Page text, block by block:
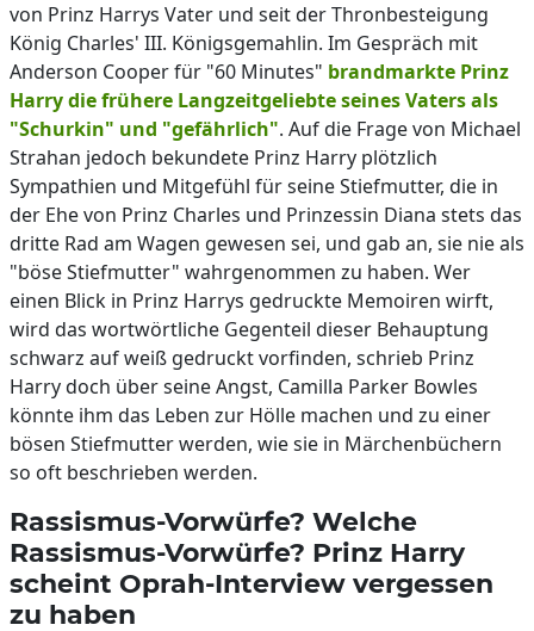
von Prinz Harrys Vater und seit der Thronbesteigung
König Charles' III. Königsgemahlin. Im Gespräch mit
Anderson Cooper für "60 Minutes" brandmarkte Prinz
Harry die frühere Langzeitgeliebte seines Vaters als
"Schurkin" und "gefährlich". Auf die Frage von Michael
Strahan jedoch bekundete Prinz Harry plötzlich
Sympathien und Mitgefühl für seine Stiefmutter, die in
der Ehe von Prinz Charles und Prinzessin Diana stets das
dritte Rad am Wagen gewesen sei, und gab an, sie nie als
"böse Stiefmutter" wahrgenommen zu haben. Wer
einen Blick in Prinz Harrys gedruckte Memoiren wirft,
wird das wortwörtliche Gegenteil dieser Behauptung
schwarz auf weiß gedruckt vorfinden, schrieb Prinz
Harry doch über seine Angst, Camilla Parker Bowles
könnte ihm das Leben zur Hölle machen und zu einer
bösen Stiefmutter werden, wie sie in Märchenbüchern
so oft beschrieben werden.
Rassismus-Vorwürfe? Welche
Rassismus-Vorwürfe? Prinz Harry
scheint Oprah-Interview vergessen
zu haben